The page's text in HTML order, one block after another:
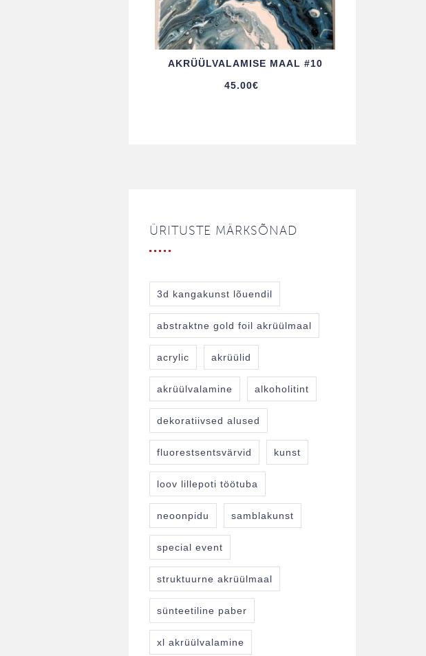
AKRÜÜL­VALAMISE MAAL #10
45.00€
ÜRITUSTE MÄRKSÕNAD
3d kangakunst lõuendil
abstraktne gold foil akrüülmaal
acrylic akrüülid
akrüülvalamine alkoholitint
dekoratiivsed alused
fluorestsentsvärvid kunst
loov lillepoti töötuba
neoonpidu samblakunst
special event
struktuurne akrüülmaal
sünteetiline paber
xl akrüülvalamine